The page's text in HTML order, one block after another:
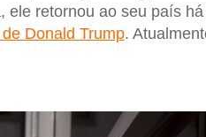
ele retornou ao seu país
Donald Trump.